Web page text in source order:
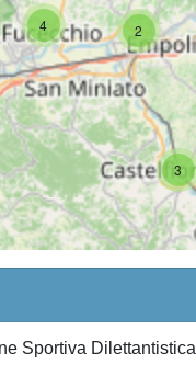
3
4 2
Sportiva Dilettantistica